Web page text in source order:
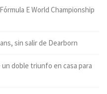
E World Championship
sin salir de Dearborn
un doble triunfo en casa para